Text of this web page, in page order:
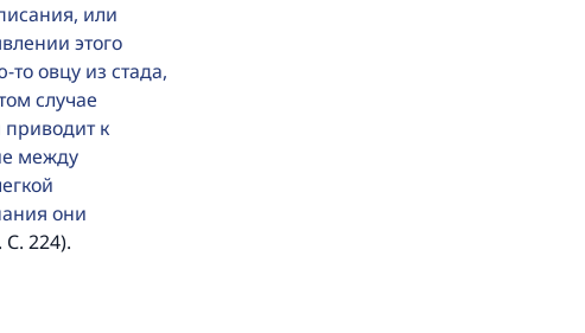
или
этого
овцу из стада,
случае
приводит к
между
они
С. 224).